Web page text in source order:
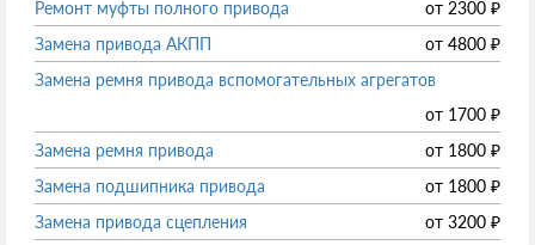
Ремонт муфты полного привода
от 2300 ₽
Замена привода АКПП
от 4800 ₽
Замена ремня привода вспомогательных агрегатов
от 1700 ₽
Замена ремня привода
от 1800 ₽
Замена подшипника привода
от 1800 ₽
Замена привода сцепления
от 3200 ₽